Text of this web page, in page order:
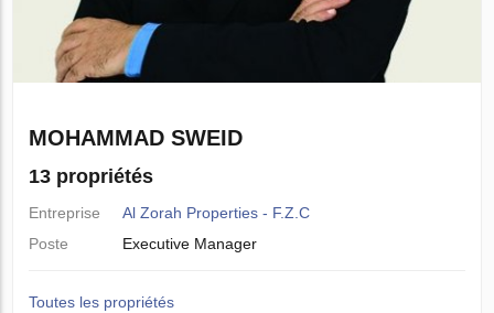
MOHAMMAD SWEID
13 propriétés
Entreprise
Al Zorah Properties - F.Z.C
Poste
Executive Manager
Toutes les propriétés